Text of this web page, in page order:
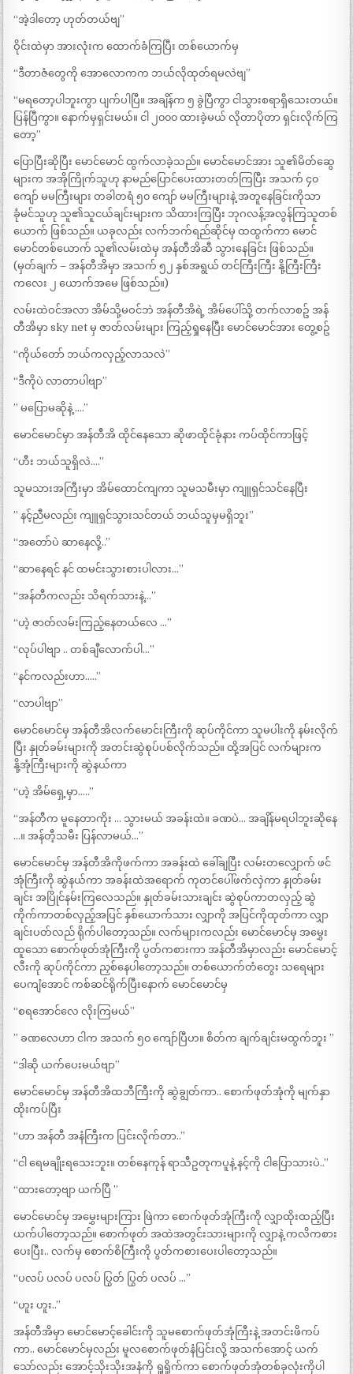
“အဲ့ဒါတော့ ဟုတ်တယ်ဗျ”
ဝိုင်းထဲမှာ အားလုံးက ထောက်ခံကြပြီး တစ်ယောက်မှ
“ဒီတာဇံတွေကို အောလောကက ဘယ်လိုထုတ်ရမလဲဗျ”
“မရတော့ပါဘူးကွာ ပျက်ပါပြီ။ အချိန်က ၅ ခွဲပြီကွာ ငါသွားစရာရှိသေးတယ်။
ပြန်ပြီကွာ။ နောက်မှရှင်းမယ်။ ငါ ၂၀၀၀ ထားခဲ့မယ် လိုတာပိုတာ ရှင်းလိုက်ကြ
တော့”
ပြောပြီးဆိုပြီး မောင်မောင် ထွက်လာခဲ့သည်။ မောင်မောင်အား သူ၏မိတ်ဆွေ
များက အအိုကြိုက်သူဟု နာမည်ပြောင်ပေးထားတတ်ကြပြီး အသက် ၄၀
ကျော် မမကြီးများ တခါတရံ ၅၀ ကျော် မမကြီးများနဲ့ အတူနေခြင်းကိုသာ
ခုံမင်သူဟု သူ၏သူငယ်ချင်းများက သိထားကြပြီး ဘုဂလန့်အလွန်ကြသူတစ်
ယောက် ဖြစ်သည်။ ယခုလည်း လက်ဘက်ရည်ဆိုင်မှ ထထွက်ကာ မောင်
မောင်တစ်ယောက် သူ၏လမ်းထဲမှ အန်တီအိဆီ သွားနေခြင်း ဖြစ်သည်။
(မှတ်ချက် – အန်တီအိမှာ အသက် ၅၂ နှစ်အရွယ် တင်ကြီးကြီး နို့ကြီးကြီး
ကလေး ၂ ယောက်အမေ ဖြစ်သည်။)
လမ်းထဲဝင်အလာ အိမ်သို့မဝင်ဘဲ အန်တီအိရဲ့ အိမ်ပေါ်သို့ တက်လာစဥ် အန်
တီအိမှာ sky net မှ ဇာတ်လမ်းများ ကြည့်ရှုနေပြီး မောင်မောင်အား တွေ့စဥ်
“ကိုယ်တော် ဘယ်ကလှည့်လာသလဲ”
“ဒီကိုပဲ လာတာပါဗျာ”
” မပြောမဆိုနဲ့ ….”
မောင်မောင်မှာ အန်တီအိ ထိုင်နေသော ဆိုဖာထိုင်ခုံနား ကပ်ထိုင်ကာဖြင့်
“ဟီး ဘယ်သူရှိလဲ….”
သူမသားအကြီးမှာ အိမ်ထောင်ကျကာ သူမသမီးမှာ ကျူရှင်သင်နေပြီး
” နင့်ညီမလည်း ကျူရှင်သွားသင်တယ် ဘယ်သူမှမရှိဘူး”
“အတော်ပဲ ဆာနေလို့..”
“ဆာနေရင် နင် ထမင်းသွားစားပါလား…”
“အန်တီကလည်း သိရက်သားနဲ့…”
“ဟဲ့ ဇာတ်လမ်းကြည့်နေတယ်လေ …”
“လုပ်ပါဗျာ .. တစ်ချီလောက်ပါ…”
“နင်ကလည်းဟာ…..”
“လာပါဗျာ”
မောင်မောင်မှ အန်တီအိလက်မောင်းကြီးကို ဆုပ်ကိုင်ကာ သူမပါးကို နမ်းလိုက်
ပြီး နှုတ်ခမ်းများကို အတင်းဆွဲစုပ်ပစ်လိုက်သည်။ ထို့အပြင် လက်များက
နို့အုံကြီးများကို ဆွဲနယ်ကာ
“ဟဲ့ အိမ်ရှေ့မှာ…..”
“အန်တီက မူနေတာကိုး … သွားမယ် အခန်းထဲ။ ခဏပဲ… အချိန်မရပါဘူးဆိုနေ
…။ အန်တီ့သမီး ပြန်လာမယ်…”
မောင်မောင်မှ အန်တီအိကိုဖက်ကာ အခန်းထဲ ခေါ်ချပြီး လမ်းတလျှောက် ဖင်
အုံကြီးကို ဆွဲနယ်ကာ အခန်းထဲအရောက် ကုတင်ပေါ်ဖက်လှဲကာ နှုတ်ခမ်း
ချင်း အပြိုင်နမ်းကြလေသည်။ နှုတ်ခမ်းသားချင်း ဆွဲစုပ်ကာတလှည့် ဆွဲ
ကိုက်ကာတစ်လှည့်အပြင် နှစ်ယောက်သား လျှာကို အပြင်ကိုထုတ်ကာ လျှာ
ချင်းပတ်လည် ရိုက်ပါတော့သည်။ လက်များကလည်း မောင်မောင်မှ အမွှေး
ထူသော စောက်ဖုတ်အုံကြီးကို ပွတ်ကစားကာ အန်တီအိမှာလည်း မောင်မောင့်
လီးကို ဆုပ်ကိုင်ကာ ညှစ်နေပါတော့သည်။ တစ်ယောက်တံတွေး သရေများ
ပေကျံအောင် ကစ်ဆင်ရိုက်ပြီးနောက် မောင်မောင်မှ
“စရအောင်လေ လိုးကြမယ်”
” ခဏလေဟာ ငါက အသက် ၅၀ ကျော်ပြီဟ။ စိတ်က ချက်ချင်းမထွက်ဘူး ”
“ဒါဆို ယက်ပေးမယ်ဗျာ”
မောင်မောင်မှ အန်တီအိထဘီကြီးကို ဆွဲချွတ်ကာ.. စောက်ဖုတ်အုံကို မျက်နှာ
ထိုးကပ်ပြီး
“ဟာ အန်တီ အနံကြီးက ပြင်းလိုက်တာ..”
“ငါ ရေမချိုးရသေးဘူး။ တစ်နေကုန် ရာသီဥတုကပူနဲ့ နင့်ကို ငါပြောသားပဲ..”
“ထားတော့ဗျာ ယက်ပြီ ”
မောင်မောင်မှ အမွှေးများကြား ဖြဲကာ စောက်ဖုတ်အုံကြီးကို လျှာထိုးထည့်ပြီး
ယက်ပါတော့သည်။ စောက်ဖုတ် အထဲအတွင်းသားများကို လျှာနဲ့ ကလိကစား
ပေးပြီး.. လက်မှ စောက်စိကြီးကို ပွတ်ကစားပေးပါတော့သည်။
“ပလပ် ပလပ် ပလပ် ပြွတ် ပြွတ် ပလပ် …”
“ဟူး ဟူး..”
အန်တီအိမှာ မောင်မောင့်ခေါင်းကို သူမစောက်ဖုတ်အုံကြီးနဲ့ အတင်းဖိကပ်
ကာ.. မောင်မောင်မှလည်း မူလစောက်ဖုတ်နံပြင်းလို့ အသက်အောင့် ယက်
သော်လည်း အောင့်သိုးသိုးအနံကို ရှူရိူက်ကာ စောက်ဖုတ်အုံတစ်ခုလုံးကိုပါ